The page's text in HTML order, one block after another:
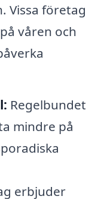
Vissa företag
våren och
Regelbundet
mindre på
erbjuder